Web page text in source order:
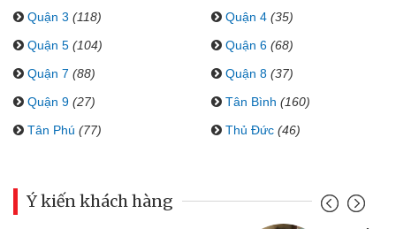
Quận 3 (118) Quận 4 (35)
Quận 5 (104) Quận 6 (68)
Quận 7 (88) Quận 8 (37)
Quận 9 (27) Tân Bình (160)
Tân Phú (77) Thủ Đức (46)
Ý kiến khách hàng